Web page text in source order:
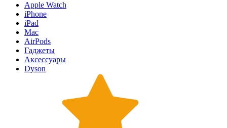
Apple Watch
iPhone
iPad
Mac
AirPods
Гаджеты
Аксессуары
Dyson